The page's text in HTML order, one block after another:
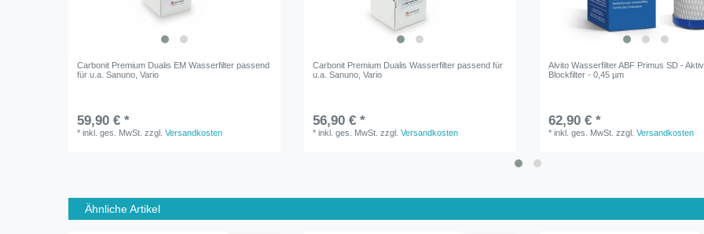
Carbonit Premium Dualis EM Wasserfilter passend
für u.a. Sanuno, Vario
59,90 € *
*inkl. ges. MwSt. zzgl.Versandkosten
Carbonit Premium Dualis Wasserfilter passend für
u.a. Sanuno, Vario
56,90 € *
*inkl. ges. MwSt. zzgl.Versandkosten
Alvito Wasserfilter ABF Primus SD -
Blockfilter - 0,45 µm
62,90 € *
*inkl. ges. MwSt. zzgl.Versandkosten
Ähnliche Artikel